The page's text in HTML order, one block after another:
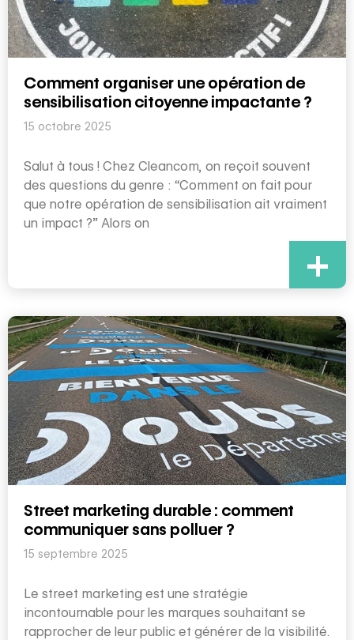
Comment organiser une opération de
sensibilisation citoyenne impactante ?
15 octobre 2025
Salut à tous ! Chez Cleancom, on reçoit souvent
des questions du genre : “Comment on fait pour
que notre opération de sensibilisation ait vraiment
un impact ?” Alors on
+
Street marketing durable : comment
communiquer sans polluer ?
15 septembre 2025
Le street marketing est une stratégie
incontournable pour les marques souhaitant se
rapprocher de leur public et générer de la visibilité.